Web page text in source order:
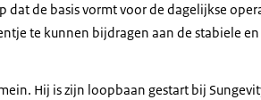
dat de basis vormt voor de dagelijkse
te kunnen bijdragen aan de stabiele
Hij is zijn loopbaan gestart bij